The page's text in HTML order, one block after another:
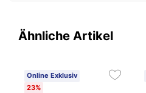
Ähnliche Artikel
Online Exklusiv
23%